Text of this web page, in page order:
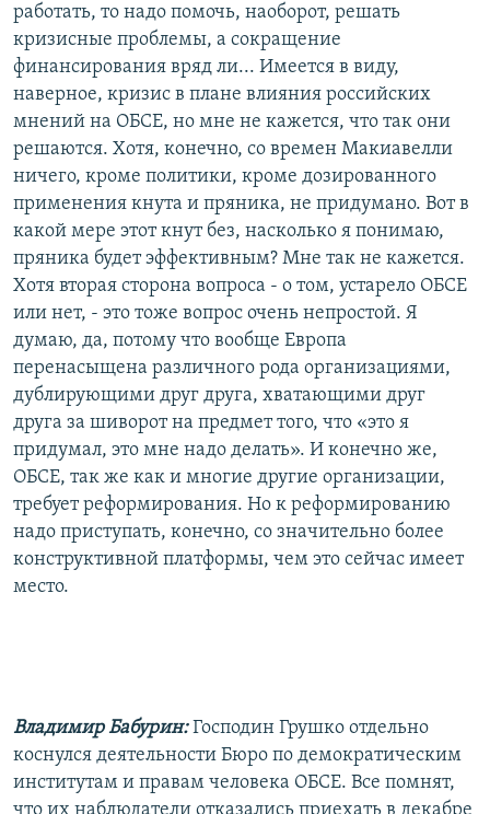
работать, то надо помочь, наоборот, решать
кризисные проблемы, а сокращение
финансирования вряд ли... Имеется в виду,
наверное, кризис в плане влияния российских
мнений на ОБСЕ, но мне не кажется, что так они
решаются. Хотя, конечно, со времен Макиавелли
ничего, кроме политики, кроме дозированного
применения кнута и пряника, не придумано. Вот в
какой мере этот кнут без, насколько я понимаю,
пряника будет эффективным? Мне так не кажется.
Хотя вторая сторона вопроса - о том, устарело ОБСЕ
или нет, - это тоже вопрос очень непростой. Я
думаю, да, потому что вообще Европа
перенасыщена различного рода организациями,
дублирующими друг друга, хватающими друг
друга за шиворот на предмет того, что «это я
придумал, это мне надо делать». И конечно же,
ОБСЕ, так же как и многие другие организации,
требует реформирования. Но к реформированию
надо приступать, конечно, со значительно более
конструктивной платформы, чем это сейчас имеет
место.
Владимир Бабурин:Господин Грушко отдельно
коснулся деятельности Бюро по демократическим
институтам и правам человека ОБСЕ. Все помнят,